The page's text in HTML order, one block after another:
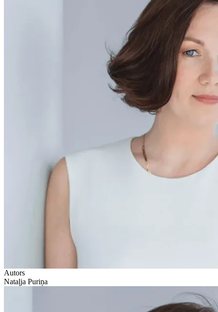
Autors
Nataļja Puriņa